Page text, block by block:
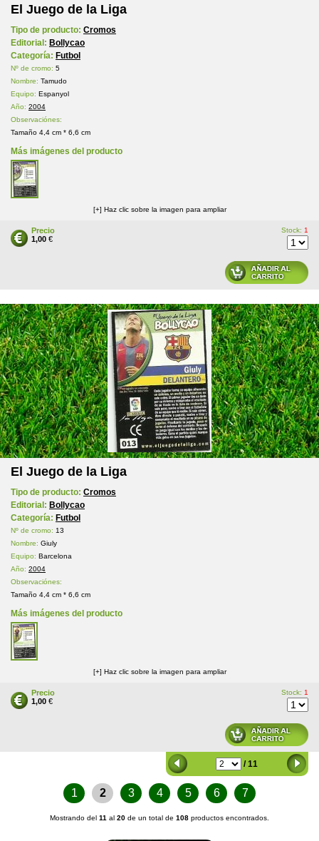
El Juego de la Liga
Tipo de producto: Cromos
Editorial: Bollycao
Categoría: Futbol
Nº de cromo: 5
Nombre: Tamudo
Equipo: Espanyol
Año: 2004
Observaciónes:
Tamaño 4,4 cm * 6,6 cm
Más imágenes del producto
[+] Haz clic sobre la imagen para ampliar
Precio
1,00 €
Stock: 1
El Juego de la Liga
Tipo de producto: Cromos
Editorial: Bollycao
Categoría: Futbol
Nº de cromo: 13
Nombre: Giuly
Equipo: Barcelona
Año: 2004
Observaciónes:
Tamaño 4,4 cm * 6,6 cm
Más imágenes del producto
[+] Haz clic sobre la imagen para ampliar
Precio
1,00 €
Stock: 1
/ 11
1 2 3 4 5 6 7
Mostrando del 11 al 20 de un total de 108 productos encontrados.